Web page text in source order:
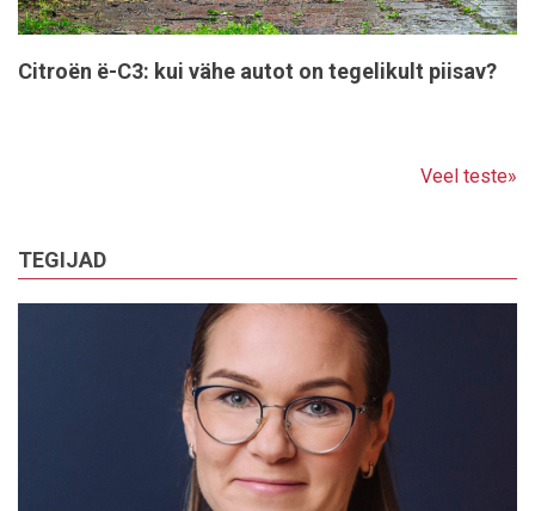
Citroën ë-C3: kui vähe autot on tegelikult piisav?
Veel teste»
TEGIJAD